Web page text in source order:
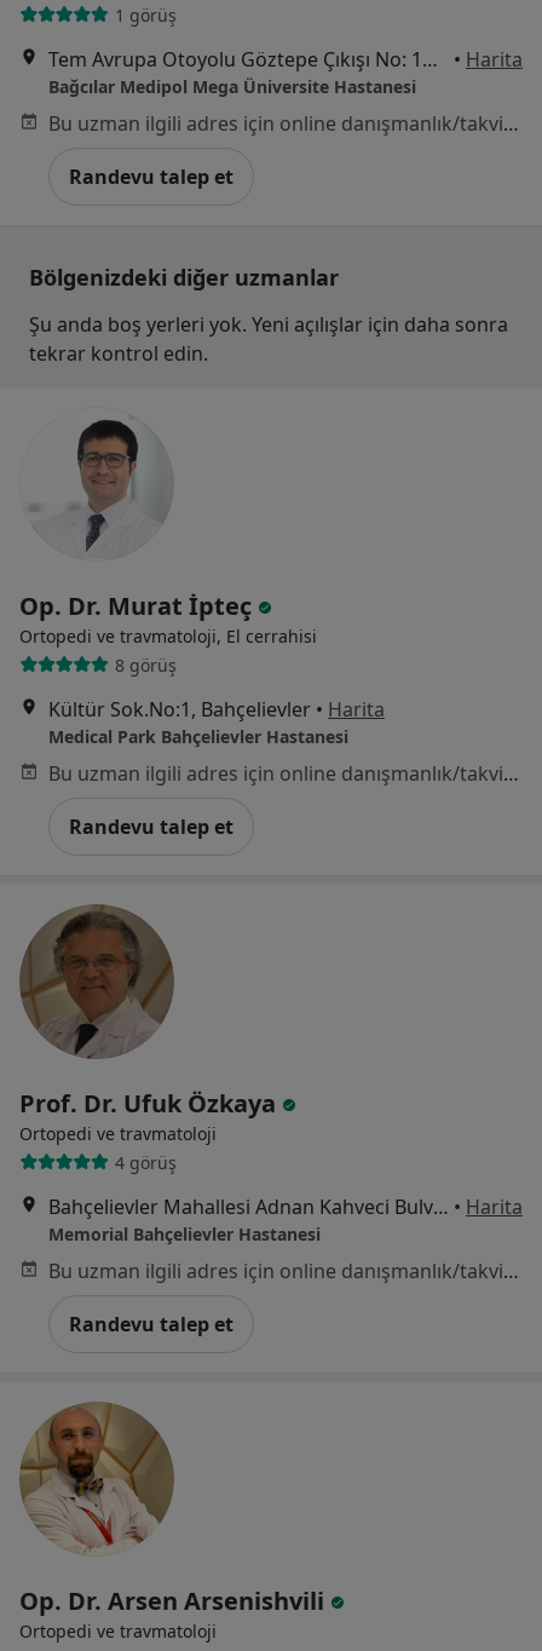
1 görüş
Tem Avrupa Otoyolu Göztepe Çıkışı No: 1Bağcılar, İstanbul • Harita
Bağcılar Medipol Mega Üniversite Hastanesi
Bu uzman ilgili adres için online danışmanlık/takvim sunmuyor.
Randevu talep et
Bölgenizdeki diğer uzmanlar
Şu anda boş yerleri yok. Yeni açılışlar için daha sonra
tekrar kontrol edin.
Op. Dr. Murat İpteç
Ortopedi ve travmatoloji, El cerrahisi
8 görüş
Kültür Sok.No:1, Bahçelievler • Harita
Medical Park Bahçelievler Hastanesi
Bu uzman ilgili adres için online danışmanlık/takvim sunmuyor.
Randevu talep et
Prof. Dr. Ufuk Özkaya
Ortopedi ve travmatoloji
4 görüş
Bahçelievler Mahallesi Adnan Kahveci Bulvarı No:227, Bahçelievler • Harita
Memorial Bahçelievler Hastanesi
Bu uzman ilgili adres için online danışmanlık/takvim sunmuyor.
Randevu talep et
Op. Dr. Arsen Arsenishvili
Ortopedi ve travmatoloji